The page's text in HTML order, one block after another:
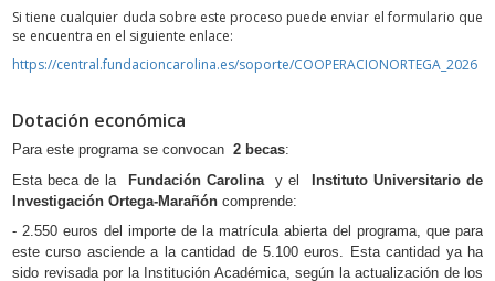
Si tiene cualquier duda sobre este proceso puede enviar el formulario que
se encuentra en el siguiente enlace:
https://central.fundacioncarolina.es/soporte/COOPERACIONORTEGA_2026
Dotación económica
Para este programa se convocan 2 becas:
Esta beca de la
Fundación Carolinay el
Instituto Universitario de
Investigación Ortega-Marañón comprende:
- 2.550 euros del importe de la matrícula abierta del programa, que para
este curso asciende a la cantidad de 5.100 euros. Esta cantidad ya ha
sido revisada por la Institución Académica, según la actualización de los